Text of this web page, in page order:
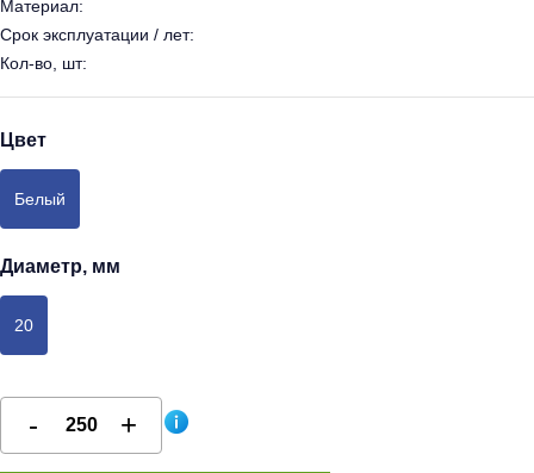
Материал:
Срок эксплуатации / лет:
Кол-во, шт:
Цвет
Белый
Диаметр, мм
20